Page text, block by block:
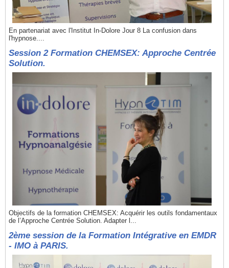
En partenariat avec l'Institut In-Dolore Jour 8 La confusion dans
l'hypnose....
Session 2 Formation CHEMSEX: Approche Centrée
Solution.
Objectifs de la formation CHEMSEX: Acquérir les outils fondamentaux
de l’Approche Centrée Solution. Adapter l...
2ème session de la Formation Intégrative en EMDR
- IMO à PARIS.